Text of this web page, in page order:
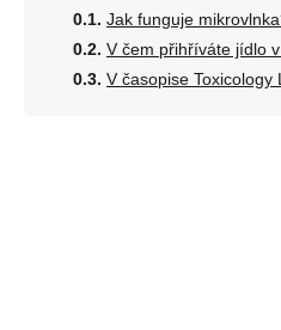
Jak funguje
V čem přihříváte jídlo
V časopise Toxicology